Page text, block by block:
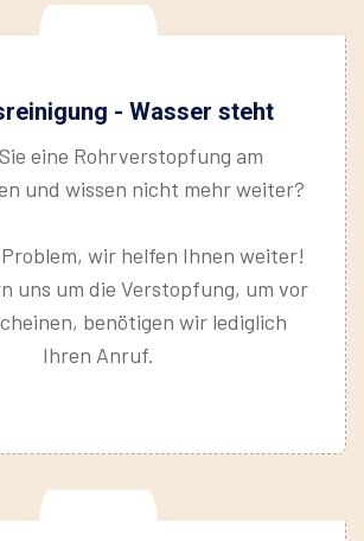
- Wasser steht
eine Rohrverstopfung am
und wissen nicht mehr weiter?
wir helfen Ihnen weiter!
uns um die Verstopfung, um vor
benötigen wir lediglich
Ihren Anruf.